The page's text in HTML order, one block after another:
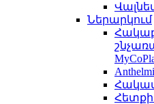
Ներարկում